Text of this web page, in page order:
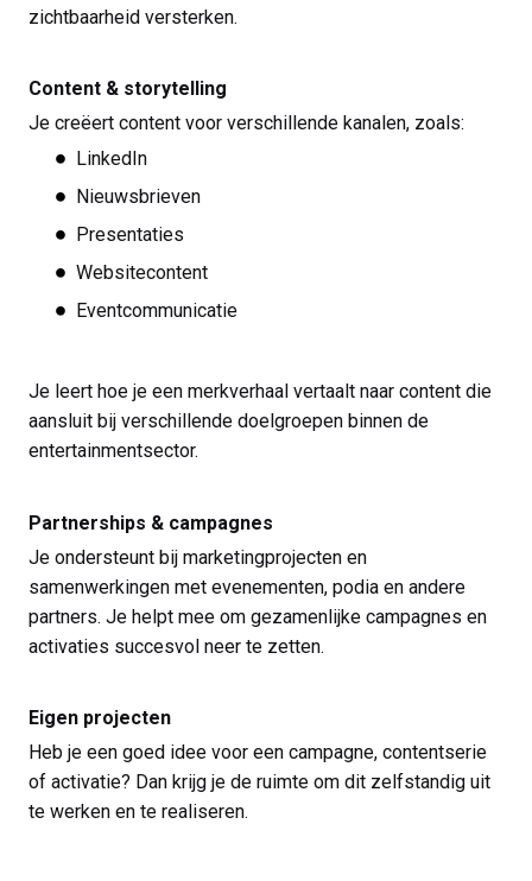
zichtbaarheid versterken.
Content & storytelling
Je creëert content voor verschillende kanalen, zoals:
LinkedIn
Nieuwsbrieven
Presentaties
Websitecontent
Eventcommunicatie
Je leert hoe je een merkverhaal vertaalt naar content die
aansluit bij verschillende doelgroepen binnen de
entertainmentsector.
Partnerships & campagnes
Je ondersteunt bij marketingprojecten en
samenwerkingen met evenementen, podia en andere
partners. Je helpt mee om gezamenlijke campagnes en
activaties succesvol neer te zetten.
Eigen projecten
Heb je een goed idee voor een campagne, contentserie
of activatie? Dan krijg je de ruimte om dit zelfstandig uit
te werken en te realiseren.